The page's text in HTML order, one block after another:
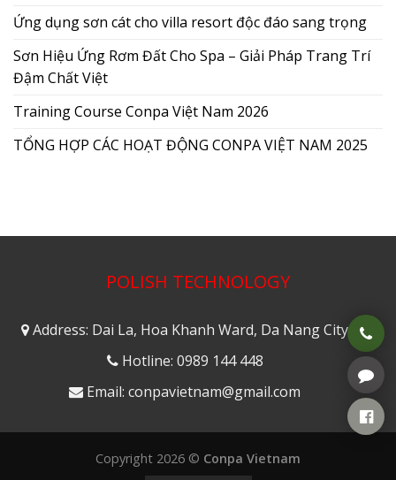
Ứng dụng sơn cát cho villa resort độc đáo sang trọng
Sơn Hiệu Ứng Rơm Đất Cho Spa – Giải Pháp Trang Trí
Đậm Chất Việt
Training Course Conpa Việt Nam 2026
TỔNG HỢP CÁC HOẠT ĐỘNG CONPA VIỆT NAM 2025
POLISH TECHNOLOGY
Address: Dai La, Hoa Khanh Ward, Da Nang City
Hotline: 0989 144 448
Email: conpavietnam@gmail.com
Copyright 2026 © Conpa Vietnam